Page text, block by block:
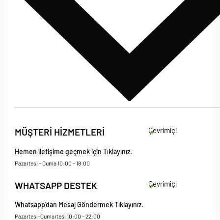
Çerez Politikası
Kişisel Verileri Koruma – Çerez ve Ticari İletişim Açık Rıza Metni
Mesafeli Satış Sözleşmesi
MÜŞTERİ HİZMETLERİ Çevrimiçi
Hemen iletişime geçmek için Tıklayınız.
Pazartesi – Cuma 10:00 – 18:00
WHATSAPP DESTEK Çevrimiçi
Whatsapp’dan Mesaj Göndermek Tıklayınız.
Pazartesi-Cumartesi 10:00 – 22:00